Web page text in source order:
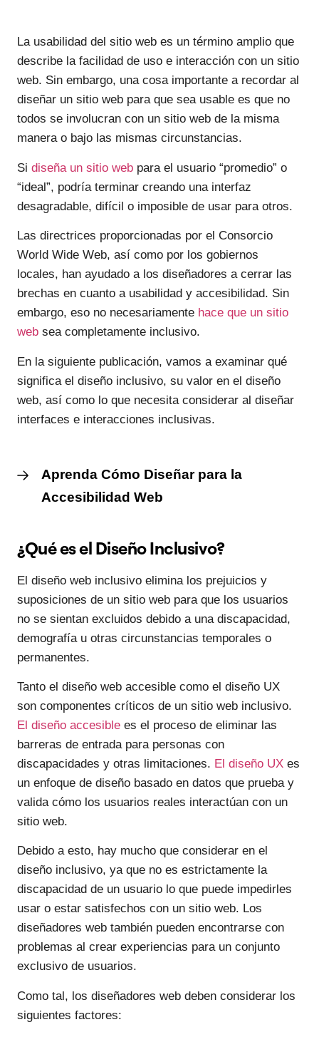
La usabilidad del sitio web es un término amplio que
describe la facilidad de uso e interacción con un sitio
web. Sin embargo, una cosa importante a recordar al
diseñar un sitio web para que sea usable es que no
todos se involucran con un sitio web de la misma
manera o bajo las mismas circunstancias.
Si diseña un sitio web para el usuario “promedio” o
“ideal”, podría terminar creando una interfaz
desagradable, difícil o imposible de usar para otros.
Las directrices proporcionadas por el Consorcio
World Wide Web, así como por los gobiernos
locales, han ayudado a los diseñadores a cerrar las
brechas en cuanto a usabilidad y accesibilidad. Sin
embargo, eso no necesariamente hace que un sitio
web sea completamente inclusivo.
En la siguiente publicación, vamos a examinar qué
significa el diseño inclusivo, su valor en el diseño
web, así como lo que necesita considerar al diseñar
interfaces e interacciones inclusivas.
Aprenda Cómo Diseñar para la
Accesibilidad Web
¿Qué es el Diseño Inclusivo?
El diseño web inclusivo elimina los prejuicios y
suposiciones de un sitio web para que los usuarios
no se sientan excluidos debido a una discapacidad,
demografía u otras circunstancias temporales o
permanentes.
Tanto el diseño web accesible como el diseño UX
son componentes críticos de un sitio web inclusivo.
El diseño accesible es el proceso de eliminar las
barreras de entrada para personas con
discapacidades y otras limitaciones. El diseño UX es
un enfoque de diseño basado en datos que prueba y
valida cómo los usuarios reales interactúan con un
sitio web.
Debido a esto, hay mucho que considerar en el
diseño inclusivo, ya que no es estrictamente la
discapacidad de un usuario lo que puede impedirles
usar o estar satisfechos con un sitio web. Los
diseñadores web también pueden encontrarse con
problemas al crear experiencias para un conjunto
exclusivo de usuarios.
Como tal, los diseñadores web deben considerar los
siguientes factores: